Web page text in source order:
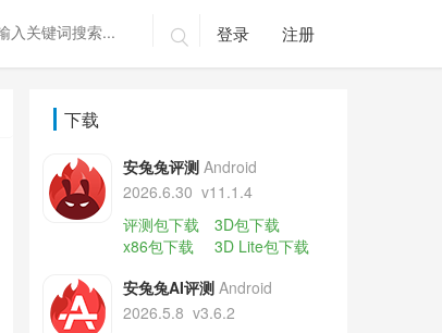
 登录 注册
下载
安兔兔评测 Android
2026.6.30 v11.1.4
评测包下载
3D包下载
x86包下载
3D Lite包下载
安兔兔AI评测 Android
2026.5.8 v3.6.2